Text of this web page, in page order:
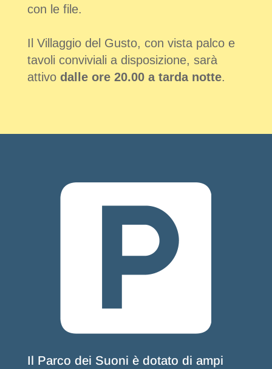
con le file.
Il Villaggio del Gusto, con vista palco e
tavoli conviviali a disposizione, sarà
attivo dalle ore 20.00 a tarda notte.
Il Parco dei Suoni è dotato di ampi